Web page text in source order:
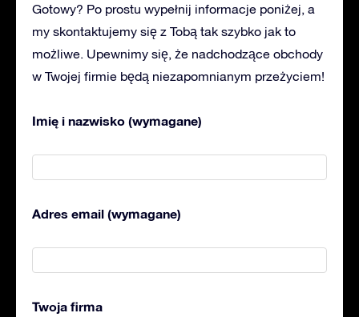
Gotowy? Po prostu wypełnij informacje poniżej, a
my skontaktujemy się z Tobą tak szybko jak to
możliwe. Upewnimy się, że nadchodzące obchody
w Twojej firmie będą niezapomnianym przeżyciem!
Imię i nazwisko (wymagane)
Adres email (wymagane)
Twoja firma